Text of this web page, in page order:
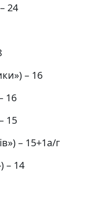
24
– 16
16
15
– 15+1а/г
– 14